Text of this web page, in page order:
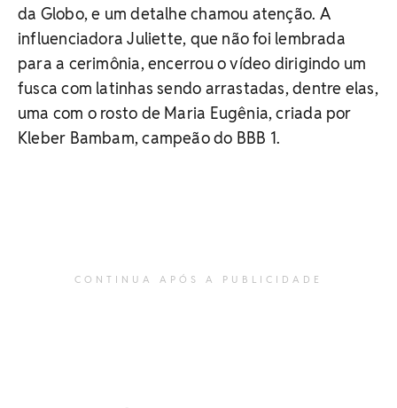
da Globo, e um detalhe chamou atenção. A
influenciadora Juliette, que não foi lembrada
para a cerimônia, encerrou o vídeo dirigindo um
fusca com latinhas sendo arrastadas, dentre elas,
uma com o rosto de Maria Eugênia, criada por
Kleber Bambam, campeão do BBB 1.
CONTINUA APÓS A PUBLICIDADE